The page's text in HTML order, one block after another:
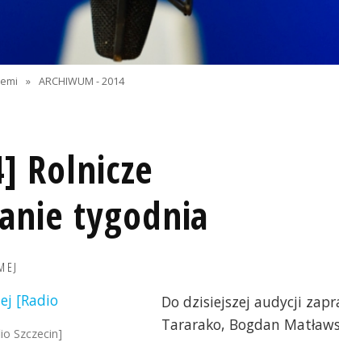
» ARCHIWUM - 2014
Rolnicze
tygodnia
Szczecin]
Do dzisiejszej audycji
Tararako, Bogdan